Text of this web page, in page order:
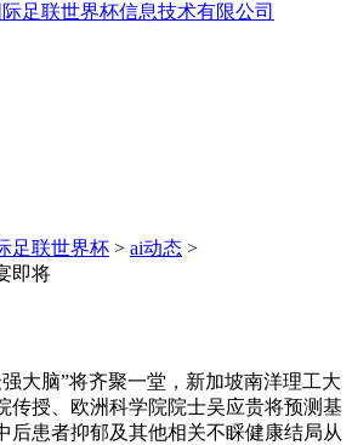
足联世界杯 > ai动态 >
即将
脑”将齐聚一堂，新加坡南洋理工大
传授、欧洲科学院院士吴应贵将预测基
后患者抑郁及其他相关不睬健康结局从